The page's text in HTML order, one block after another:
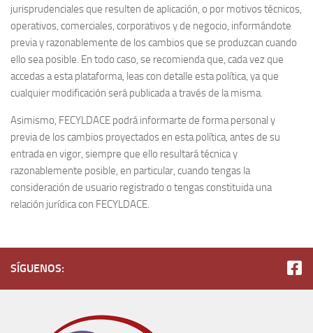
jurisprudenciales que resulten de aplicación, o por motivos técnicos,
operativos, comerciales, corporativos y de negocio, informándote
previa y razonablemente de los cambios que se produzcan cuando
ello sea posible. En todo caso, se recomienda que, cada vez que
accedas a esta plataforma, leas con detalle esta política, ya que
cualquier modificación será publicada a través de la misma.
Asimismo, FECYLDACE podrá informarte de forma personal y
previa de los cambios proyectados en esta política, antes de su
entrada en vigor, siempre que ello resultará técnica y
razonablemente posible, en particular, cuando tengas la
consideración de usuario registrado o tengas constituida una
relación jurídica con FECYLDACE.
SÍGUENOS: